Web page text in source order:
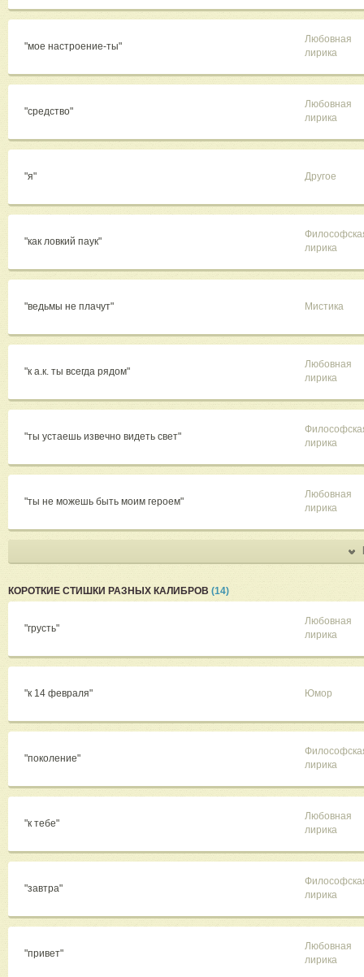
"мое настроение-ты"
Любовная
лирика
"средство"
Любовная
лирика
"я" Другое
"как ловкий паук"
лирика
"ведьмы не плачут" Мистика
"к а.к. ты всегда рядом"
Любовная
лирика
"ты устаешь извечно видеть свет"
лирика
"ты не можешь быть моим героем"
Любовная
лирика
КОРОТКИЕ СТИШКИ РАЗНЫХ КАЛИБРОВ (14)
"грусть"
Любовная
лирика
"к 14 февраля" Юмор
"поколение"
лирика
"к тебе"
Любовная
лирика
"завтра"
лирика
"привет"
Любовная
лирика